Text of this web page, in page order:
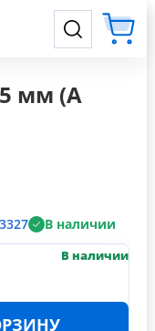
мм (A
В наличии
В наличии